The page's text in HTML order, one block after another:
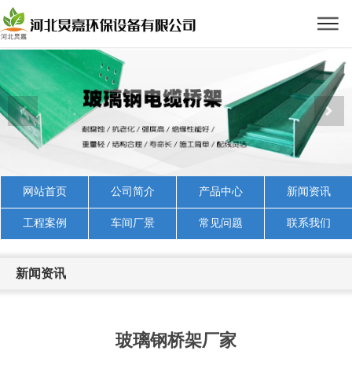
网站首页 公司简介 产品中心 新闻资讯
工程案例 车间厂景 常见问题 联系我们
新闻资讯
玻璃钢桥架厂家